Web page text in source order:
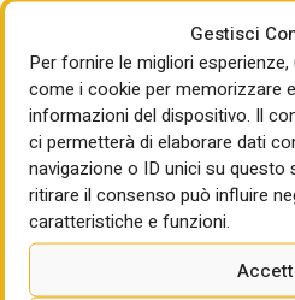
Gestisci
Per fornire le migliori
come i cookie per memorizzare
informazioni del dispositivo. Il
ci permetterà di elaborare dati
navigazione o ID unici su
ritirare il consenso può influire
caratteristiche e funzioni.
confermi l’attenzione di RFI
fondamentale per il network
noi sigilliamo questo patto con
Frosinone”, ha commentato il
Lazio Francesco Rocca.
lavoro che abbiamo fatto per il
e della logistica a cominciare
Valmontone, la Orte-